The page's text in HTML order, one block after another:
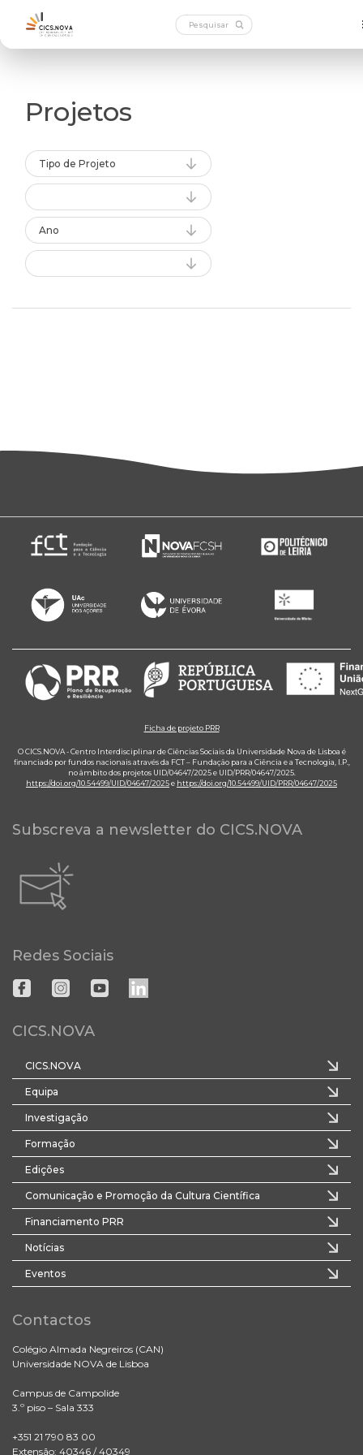
Projetos
Tipo de Projeto
Ano
Ficha de projeto PRR
O CICS.NOVA - Centro Interdisciplinar de Ciências Sociais da Universidade Nova de Lisboa é
financiado por fundos nacionais através da FCT – Fundação para a Ciência e a Tecnologia, I.P.,
no âmbito dos projetos UID/04647/2025 e UID/PRR/04647/2025.
https://doi.org/10.54499/UID/04647/2025e https://doi.org/10.54499/UID/PRR/04647/2025
Subscreva a newsletter do CICS.NOVA
Redes Sociais
CICS.NOVA
CICS.NOVA
Equipa
Investigação
Formação
Edições
Comunicação e Promoção da Cultura Científica
Financiamento PRR
Notícias
Eventos
Contactos
Colégio Almada Negreiros (CAN)
Universidade NOVA de Lisboa
Campus de Campolide
3.º piso – Sala 333
+351 21 790 83 00
Extensão: 40346 / 40349